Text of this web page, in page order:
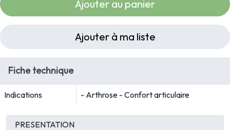
Ajouter au panier
Ajouter à ma liste
Fiche technique
Indications - Arthrose - Confort articulaire
PRESENTATION